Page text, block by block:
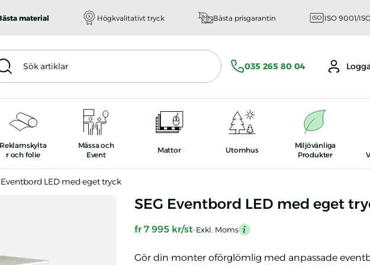
artiklar
035 265 80 04
Reklamskylta
r och folie
Mässa och
Event
Mattor Utomhus
Miljövänliga
Produkter
material Högkvalitativt tryck Bästa prisgarantin ISO 9001/
Eventbord LED med eget tryck
SEG Eventbord LED med eget tryck
SEG Eventbord LED med eget
fr 7 995 kr/st-Exkl. Moms
mention
Gör din monter oförglömlig med anpassade